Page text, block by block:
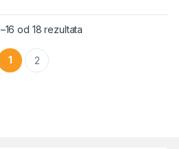
od 18 rezultata
1 2